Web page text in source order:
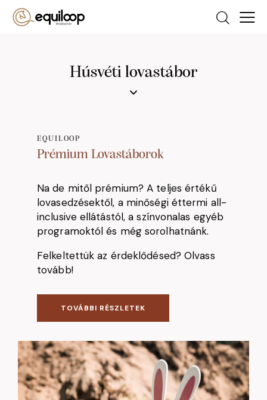
Húsvéti lovastábor
EQUILOOP
Prémium Lovastáborok
Na de mitől prémium? A teljes értékű
lovasedzésektől, a minőségi éttermi all-
inclusive ellátástól, a színvonalas egyéb
programoktól és még sorolhatnánk.
Felkeltettük az érdeklődésed? Olvass
tovább!
TOVÁBBI RÉSZLETEK